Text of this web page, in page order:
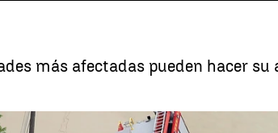
más afectadas pueden hacer
el temor a las plagas e infecciones tras el paso de la